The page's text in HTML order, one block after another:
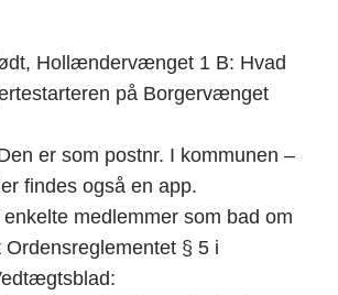
Hollændervænget 1 B: Hvad
på Borgervænget
er som postnr. I kommunen –
findes også en app.
medlemmer som bad om
§ 5 i